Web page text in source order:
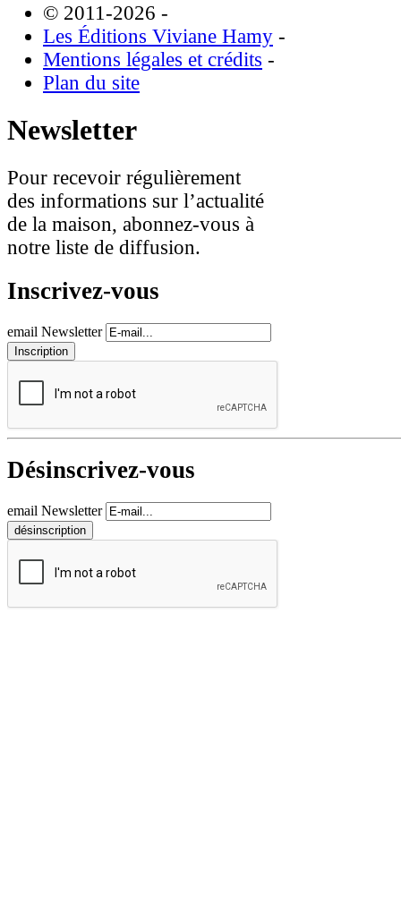
© 2011-2026 -
Les Éditions Viviane Hamy -
Mentions légales et crédits -
Plan du site
Newsletter
Pour recevoir régulièrement
des informations sur l’actualité
de la maison, abonnez-vous à
notre liste de diffusion.
Inscrivez-vous
email Newsletter
Désinscrivez-vous
email Newsletter